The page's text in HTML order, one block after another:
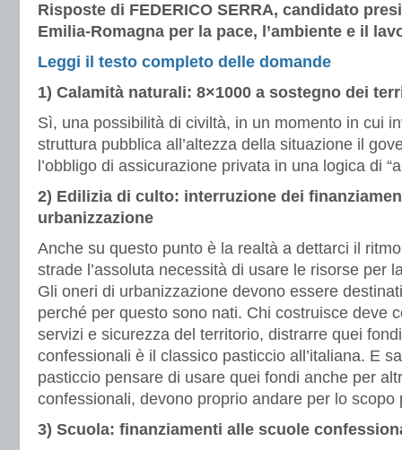
Risposte di FEDERICO SERRA, candidato
Emilia-Romagna per la pace, l’ambiente e il
Leggi il testo completo delle domande
1) Calamità naturali: 8×1000 a sostegno dei
Sì, una possibilità di civiltà, in un momento in cui
struttura pubblica all’altezza della situazione il
l’obbligo di assicurazione privata in una logica di
2) Edilizia di culto: interruzione dei
urbanizzazione
Anche su questo punto è la realtà a dettarci il
strade l’assoluta necessità di usare le risorse per
Gli oneri di urbanizzazione devono essere
perché per questo sono nati. Chi costruisce deve
servizi e sicurezza del territorio, distrarre quei
confessionali è il classico pasticcio all’italiana. E
pasticcio pensare di usare quei fondi anche per
confessionali, devono proprio andare per lo scopo
3) Scuola: finanziamenti alle scuole